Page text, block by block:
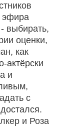
эфира
выбирать,
оценки,
как
актёрски
и
с
и Роза